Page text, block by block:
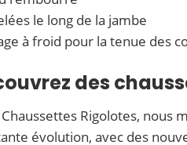
le long de la jambe
à froid pour la tenue des
des
Chaussettes Rigolotes, nous
évolution, avec des